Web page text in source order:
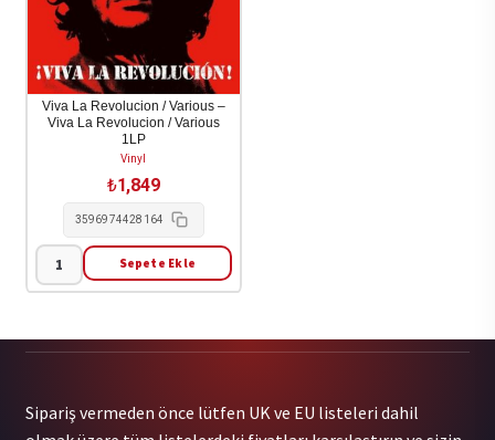
adet
Viva La Revolucion / Various –
Viva La Revolucion / Various
1LP
Vinyl
₺1,849
3596974428164
Viva
-
Sepete Ekle
Sipariş vermeden önce lütfen UK ve EU listeleri dahil